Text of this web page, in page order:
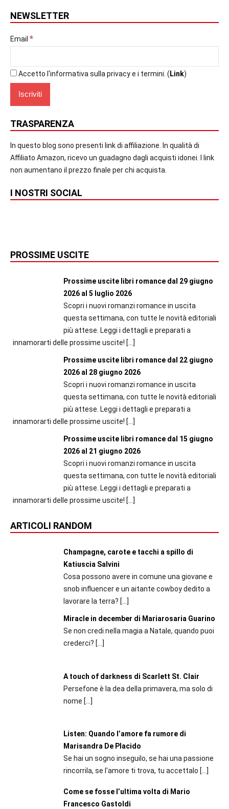
NEWSLETTER
Email *
Accetto l'informativa sulla privacy e i termini. ( Link)
TRASPARENZA
In questo blog sono presenti link di affiliazione. In qualità di
Affiliato Amazon, ricevo un guadagno dagli acquisti idonei. I link
non aumentano il prezzo finale per chi acquista.
I NOSTRI SOCIAL
PROSSIME USCITE
Prossime uscite libri romance dal 29 giugno
2026 al 5 luglio 2026
Scopri i nuovi romanzi romance in uscita
questa settimana, con tutte le novità editoriali
più attese. Leggi i dettagli e preparati a
innamorarti delle prossime uscite! […]
Prossime uscite libri romance dal 22 giugno
2026 al 28 giugno 2026
Scopri i nuovi romanzi romance in uscita
questa settimana, con tutte le novità editoriali
più attese. Leggi i dettagli e preparati a
innamorarti delle prossime uscite! […]
Prossime uscite libri romance dal 15 giugno
2026 al 21 giugno 2026
Scopri i nuovi romanzi romance in uscita
questa settimana, con tutte le novità editoriali
più attese. Leggi i dettagli e preparati a
innamorarti delle prossime uscite! […]
ARTICOLI RANDOM
Champagne, carote e tacchi a spillo di
Katiuscia Salvini
Cosa possono avere in comune una giovane e
snob influencer e un aitante cowboy dedito a
lavorare la terra? […]
Miracle in december di Mariarosaria Guarino
Se non credi nella magia a Natale, quando puoi
crederci? […]
A touch of darkness di Scarlett St. Clair
Persefone è la dea della primavera, ma solo di
nome […]
Listen: Quando l’amore fa rumore di
Marisandra De Placido
Se hai un sogno inseguilo, se hai una passione
rincorrila, se l'amore ti trova, tu accettalo […]
Come se fosse l’ultima volta di Mario
Francesco Gastoldi